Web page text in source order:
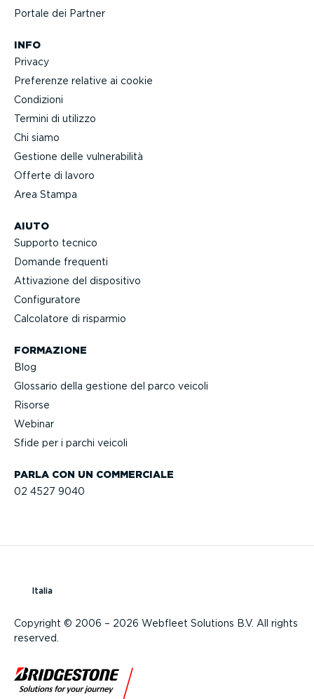
PARLA CON UN COMMERCIALE
02 4527 9040
AIUTO
Supporto tecnico
Domande frequenti
Attivazione del dispositivo
Confi­gu­ratore
Calcolatore di risparmio
FORMAZIONE
Blog
Glossario della gestione del parco veicoli
Risorse
Webinar
Sfide per i parchi veicoli
Portale dei Partner
INFO
Privacy
Preferenze relative ai cookie
Condizioni
Termini di utilizzo
Chi siamo
Gestione delle vulne­ra­bilità
Offerte di lavoro
Area Stampa
Copyright © 2006 – 2026 Webfleet Solutions B.V. All rights
reserved.
Italia